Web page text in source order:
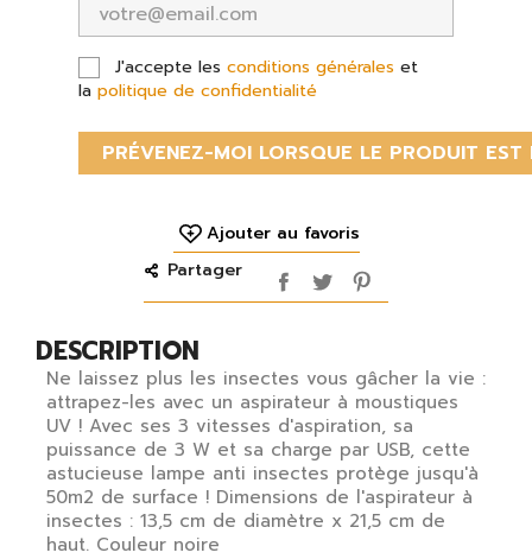
DESCRIPTION
Ne laissez plus les insectes vous gâcher la vie :
attrapez-les avec un aspirateur à moustiques
UV ! Avec ses 3 vitesses d'aspiration, sa
puissance de 3 W et sa charge par USB, cette
astucieuse lampe anti insectes protège jusqu'à
50m2 de surface ! Dimensions de l'aspirateur à
insectes : 13,5 cm de diamètre x 21,5 cm de
haut. Couleur noire
J'accepte les conditions générales et
la politique de confidentialité
PRÉVENEZ-MOI LORSQUE LE PRODUIT EST
Ajouter au favoris
Partager
S'identifier ×
Vous devez être connecté pour enregistrer des
produits dans votre liste de souhaits.